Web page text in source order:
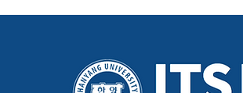
범…유공자 44명엔 표창